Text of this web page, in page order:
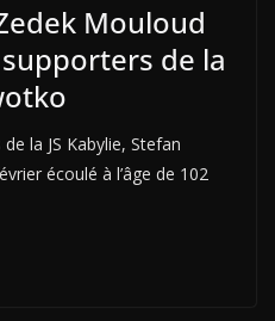
Mouloud
de la
la JS Kabylie, Stefan
écoulé à l’âge de 102